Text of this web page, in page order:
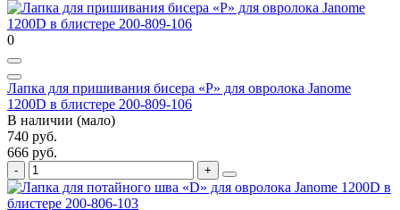
0
Лапка для пришивания бисера «P» для овролока Janome
1200D в блистере 200-809-106
В наличии (мало)
740 руб.
666 руб.